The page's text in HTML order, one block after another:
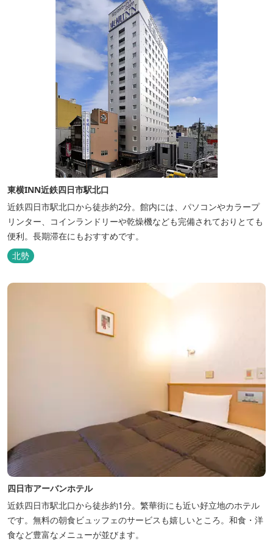
東横INN近鉄四日市駅北口
近鉄四日市駅北口から徒歩約2分。館内には、パソコンやカラープ
リンター、コインランドリーや乾燥機なども完備されておりとても
便利。長期滞在にもおすすめです。
北勢
四日市アーバンホテル
近鉄四日市駅北口から徒歩約1分。繁華街にも近い好立地のホテル
です。無料の朝食ビュッフェのサービスも嬉しいところ。和食・洋
食など豊富なメニューが並びます。